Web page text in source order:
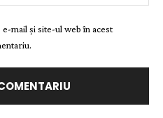
mail și site-ul web în acest